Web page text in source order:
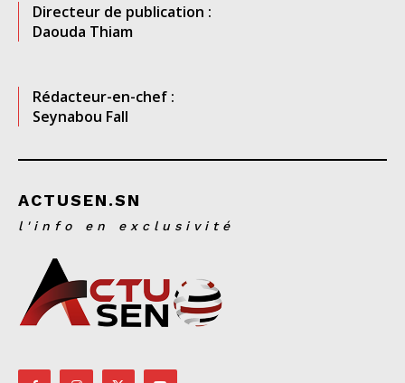
Directeur de publication :
Daouda Thiam
Rédacteur-en-chef :
Seynabou Fall
ACTUSEN.SN
l'info en exclusivité